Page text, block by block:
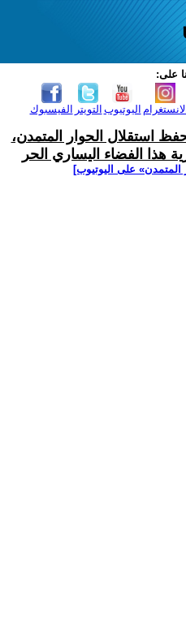
على:
الفيسبوك التويتر اليوتيوب الانستغرام
استقلال الحوار المتمدن،
هذا الفضاء اليساري الحر
على اليوتيوب]